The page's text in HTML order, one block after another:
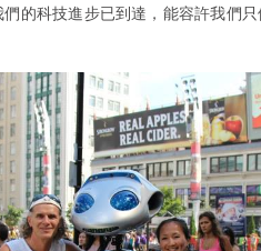
的科技進步已到達，能容許我們